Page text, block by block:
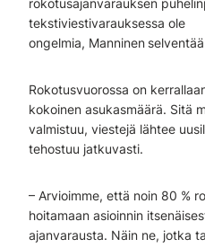
rokotusajanvarauksen
tekstiviestivarauksessa ole
ongelmia, Manninen
Rokotusvuorossa on
kokoinen asukasmäärä. Sitä
valmistuu, viestejä lähtee
tehostuu jatkuvasti.
– Arvioimme, että noin 80 %
hoitamaan asioinnin
ajanvarausta. Näin ne, jotka